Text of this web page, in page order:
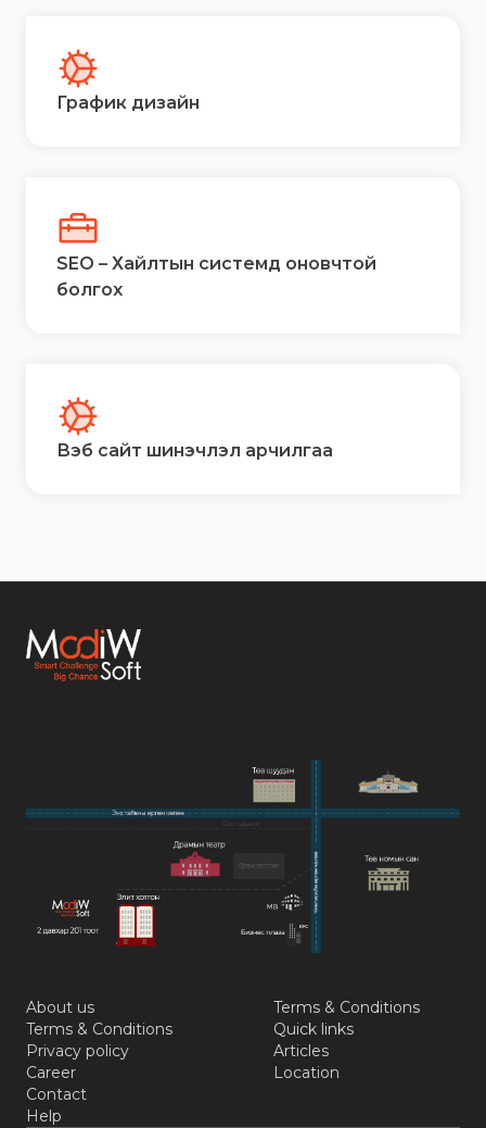
График дизайн
SEO – Хайлтын системд оновчтой
болгох
Вэб сайт шинэчлэл арчилгаа
About us
Terms & Conditions
Privacy policy
Career
Contact
Help
Terms & Conditions
Quick links
Articles
Location